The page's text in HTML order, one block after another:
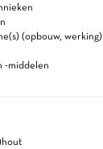
(opbouw, werking)
-middelen